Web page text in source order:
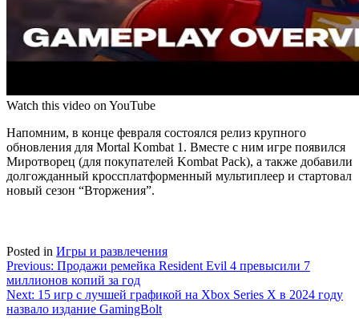
Watch this video on YouTube
Напомним, в конце февраля состоялся релиз крупного
обновления для Mortal Kombat 1. Вместе с ним игре появился
Миротворец (для покупателей Kombat Pack), а также добавили
долгожданный кроссплатформенный мультиплеер и стартовал
новый сезон “Вторжения”.
Posted in Игры и развлечения
Навигация
по
записям
Previous: Продажи ремейка Resident Evil 4 превысили 7
миллионов копий за год
Next: 15 игр с лучшей графикой на Xbox Series X в 2024 году
назвало издание GamingBolt